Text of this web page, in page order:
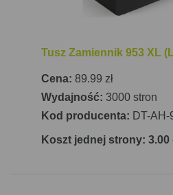
Tusz Zamiennik 953 XL
Cena: 89.99 zł
Wydajność: 3000 stron
Kod producenta: DT-AH-
Koszt jednej strony: